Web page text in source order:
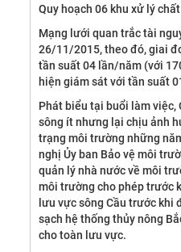
Quy hoạch 06 khu xử lý
Mạng lưới quan trắc tài
26/11/2015, theo đó, giai
tần suất 04 lần/năm (với
hiện giám sát với tần suất
Phát biểu tại buổi làm việc,
sông ít nhưng lại chịu ảnh
trạng môi trường những
nghị Ủy ban Bảo vệ môi
quản lý nhà nước về môi
môi trường cho phép trước
lưu vực sông Cầu trước khi
sạch hệ thống thủy nông
cho toàn lưu vực.
Xem thêm
Dự án vay vốn
trung)